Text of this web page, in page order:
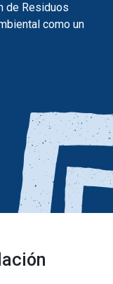
de Residuos
como un